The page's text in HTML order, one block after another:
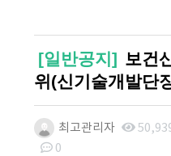
[일반공지] 보건
위(신기술개발단
최고관리자
0